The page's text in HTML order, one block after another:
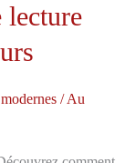
lecture
/Au